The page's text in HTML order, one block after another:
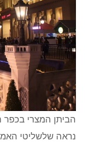
הביתן המצרי בכפר
נראה שלשליטי